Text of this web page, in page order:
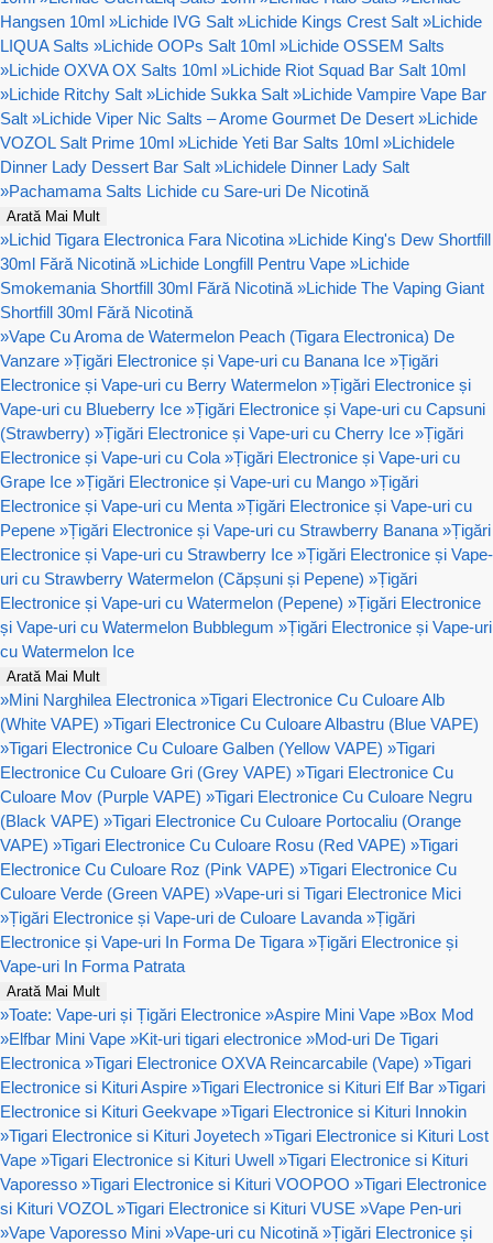
Hangsen 10ml »Lichide IVG Salt »Lichide Kings Crest Salt »Lichide
LIQUA Salts »Lichide OOPs Salt 10ml »Lichide OSSEM Salts
»Lichide OXVA OX Salts 10ml »Lichide Riot Squad Bar Salt 10ml
»Lichide Ritchy Salt »Lichide Sukka Salt »Lichide Vampire Vape Bar
Salt »Lichide Viper Nic Salts – Arome Gourmet De Desert »Lichide
VOZOL Salt Prime 10ml »Lichide Yeti Bar Salts 10ml »Lichidele
Dinner Lady Dessert Bar Salt »Lichidele Dinner Lady Salt
»Pachamama Salts Lichide cu Sare-uri De Nicotină
Arată Mai Mult
»Lichid Tigara Electronica Fara Nicotina »Lichide King's Dew Shortfill
30ml Fără Nicotină »Lichide Longfill Pentru Vape »Lichide
Smokemania Shortfill 30ml Fără Nicotină »Lichide The Vaping Giant
Shortfill 30ml Fără Nicotină
»Vape Cu Aroma de Watermelon Peach (Tigara Electronica) De
Vanzare »Țigări Electronice și Vape-uri cu Banana Ice »Țigări
Electronice și Vape-uri cu Berry Watermelon »Țigări Electronice și
Vape-uri cu Blueberry Ice »Țigări Electronice și Vape-uri cu Capsuni
(Strawberry) »Țigări Electronice și Vape-uri cu Cherry Ice »Țigări
Electronice și Vape-uri cu Cola »Țigări Electronice și Vape-uri cu
Grape Ice »Țigări Electronice și Vape-uri cu Mango »Țigări
Electronice și Vape-uri cu Menta »Țigări Electronice și Vape-uri cu
Pepene »Țigări Electronice și Vape-uri cu Strawberry Banana »Țigări
Electronice și Vape-uri cu Strawberry Ice »Țigări Electronice și Vape-
uri cu Strawberry Watermelon (Căpșuni și Pepene) »Țigări
Electronice și Vape-uri cu Watermelon (Pepene) »Țigări Electronice
și Vape-uri cu Watermelon Bubblegum »Țigări Electronice și Vape-uri
cu Watermelon Ice
Arată Mai Mult
»Mini Narghilea Electronica »Tigari Electronice Cu Culoare Alb
(White VAPE) »Tigari Electronice Cu Culoare Albastru (Blue VAPE)
»Tigari Electronice Cu Culoare Galben (Yellow VAPE) »Tigari
Electronice Cu Culoare Gri (Grey VAPE) »Tigari Electronice Cu
Culoare Mov (Purple VAPE) »Tigari Electronice Cu Culoare Negru
(Black VAPE) »Tigari Electronice Cu Culoare Portocaliu (Orange
VAPE) »Tigari Electronice Cu Culoare Rosu (Red VAPE) »Tigari
Electronice Cu Culoare Roz (Pink VAPE) »Tigari Electronice Cu
Culoare Verde (Green VAPE) »Vape-uri si Tigari Electronice Mici
»Țigări Electronice și Vape-uri de Culoare Lavanda »Țigări
Electronice și Vape-uri In Forma De Tigara »Țigări Electronice și
Vape-uri In Forma Patrata
Arată Mai Mult
»Toate: Vape-uri și Țigări Electronice »Aspire Mini Vape »Box Mod
»Elfbar Mini Vape »Kit-uri tigari electronice »Mod-uri De Tigari
Electronica »Tigari Electronice OXVA Reincarcabile (Vape) »Tigari
Electronice si Kituri Aspire »Tigari Electronice si Kituri Elf Bar »Tigari
Electronice si Kituri Geekvape »Tigari Electronice si Kituri Innokin
»Tigari Electronice si Kituri Joyetech »Tigari Electronice si Kituri Lost
Vape »Tigari Electronice si Kituri Uwell »Tigari Electronice si Kituri
Vaporesso »Tigari Electronice si Kituri VOOPOO »Tigari Electronice
si Kituri VOZOL »Tigari Electronice si Kituri VUSE »Vape Pen-uri
»Vape Vaporesso Mini »Vape-uri cu Nicotină »Țigări Electronice și